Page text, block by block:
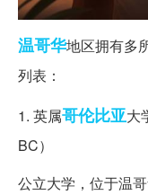
温哥华地区拥有多
列表：
1. 英属哥伦比亚大
BC）
公立大学，位于温哥